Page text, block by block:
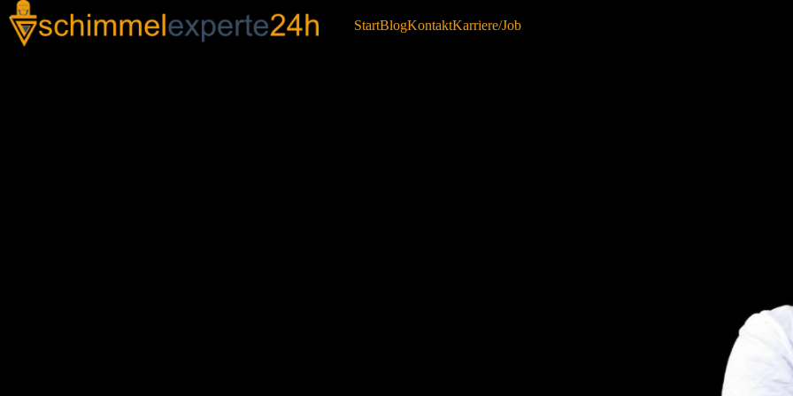
StartBlogKontaktKarriere/Job